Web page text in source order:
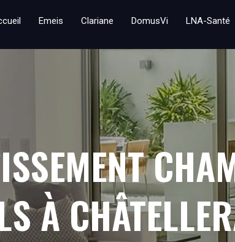
Emeis Clariane DomusVi LNA-Santé
À